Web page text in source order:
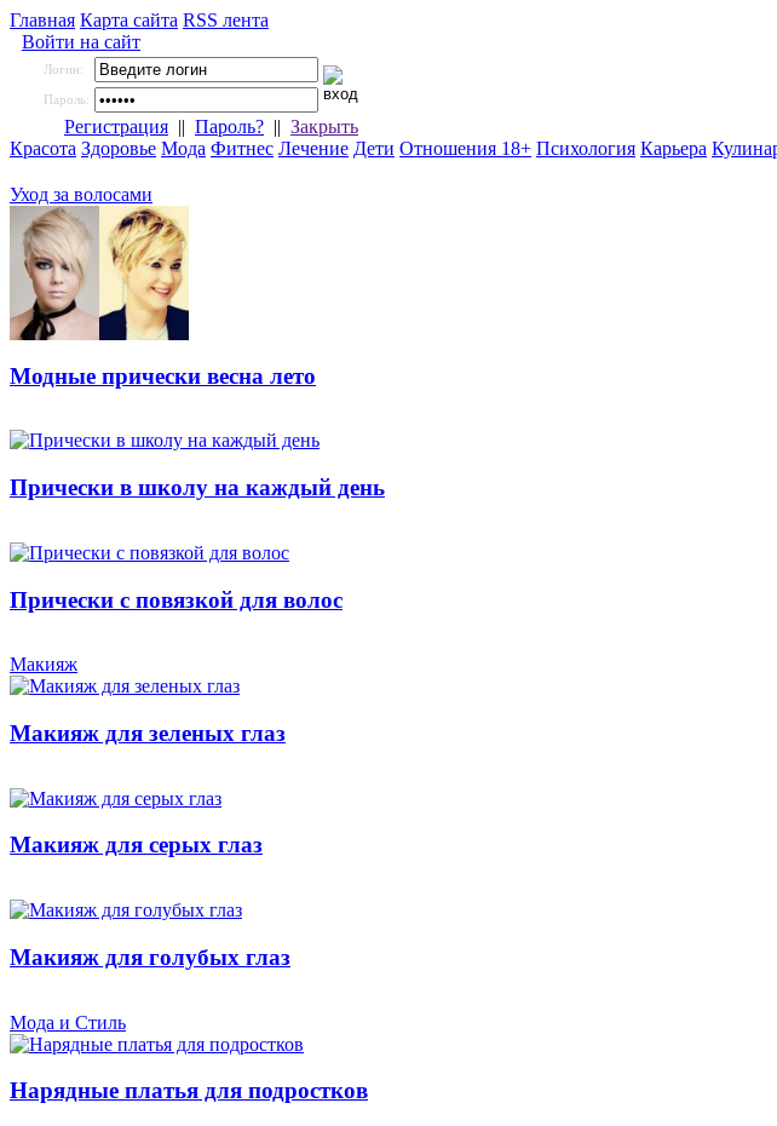
Главная Карта сайта RSS лента
Войти на сайт
Логин:
Пароль:
Регистрация || Пароль? || Закрыть
Красота Здоровье Мода Фитнес Лечение Дети Отношения 18+ Психология Карьера
Уход за волосами
Модные прически весна лето
Прически в школу на каждый день
Прически с повязкой для волос
Макияж
Макияж для зеленых глаз
Макияж для серых глаз
Макияж для голубых глаз
Мода и Стиль
Нарядные платья для подростков